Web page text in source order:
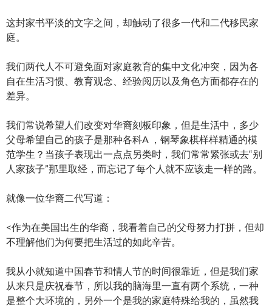
这封家书平淡的文字之间，却触动了很多一代和二代移民家
庭。
我们两代人不可避免面对家庭教育的集中文化冲突，因为各
自在生活习惯、教育观念、经验阅历以及角色方面都存在的
差异。
我们常说希望人们改变对华裔刻板印象，但是生活中，多少
父母希望自己的孩子是那种各科A ，钢琴象棋样样精通的模
范学生？当孩子表现出一点点另类时，我们常常紧张或去“别
人家孩子”那里取经，而忘记了每个人就不应该走一样的路。
就像一位华裔二代写道：
<作为在美国出生的华裔，我看着自己的父母努力打拼，但却
不理解他们为何要把生活过的如此辛苦。
我从小就知道中国春节和情人节的时间很靠近，但是我们家
从来只是庆祝春节，所以我的脑海里一直有两个系统，一种
是整个大环境的，另外一个是我的家庭特殊给我的，虽然我